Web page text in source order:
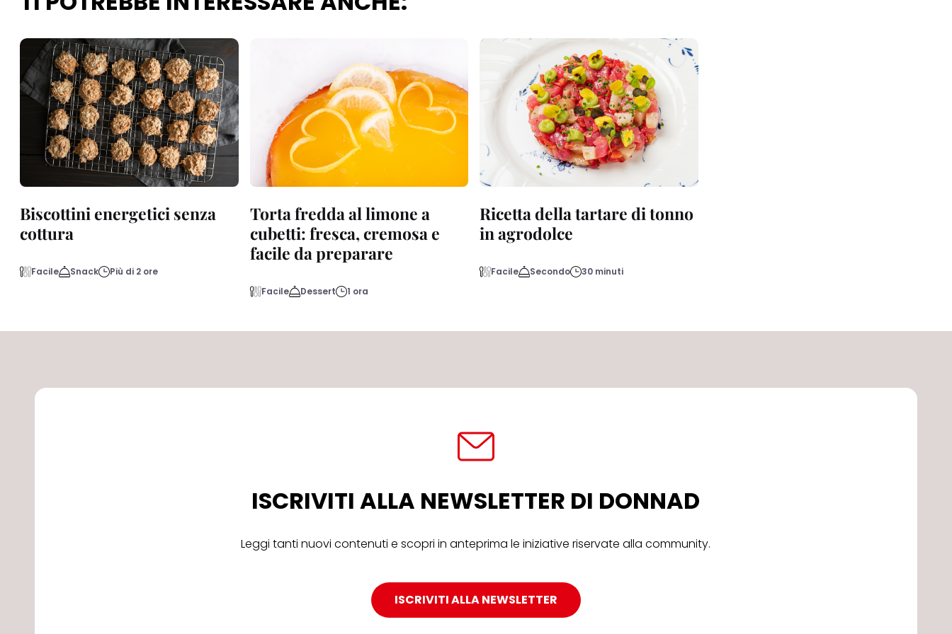
Biscottini energetici senza
cottura
Facile Snack Più di 2 ore
Torta fredda al limone a
cubetti: fresca, cremosa e
facile da preparare
Facile Dessert 1 ora
Ricetta della tartare di tonno
in agrodolce
Facile Secondo 30 minuti
ISCRIVITI ALLA NEWSLETTER DI DONNAD
Leggi tanti nuovi contenuti e scopri in anteprima le iniziative riservate alla community.
ISCRIVITI ALLA NEWSLETTER